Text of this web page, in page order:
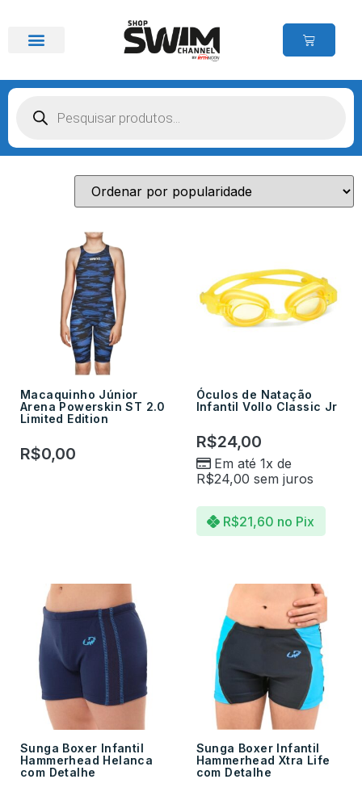
Macaquinho Júnior
Arena Powerskin ST 2.0
Limited Edition
R$0,00
Óculos de Natação
Infantil Vollo Classic Jr
R$24,00
Em até 1x de
R$24,00 sem juros
R$21,60 no Pix
Sunga Boxer Infantil
Hammerhead Helanca
com Detalhe
Sunga Boxer Infantil
Hammerhead Xtra Life
com Detalhe